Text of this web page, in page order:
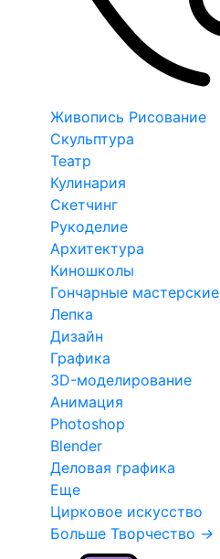
Живопись Рисование
Скульптура
Театр
Кулинария
Скетчинг
Рукоделие
Архитектура
Киношколы
Гончарные мастерские
Лепка
Дизайн
Графика
3D-моделирование
Анимация
Photoshop
Blender
Деловая графика
Еще
Цирковое искусство
Больше Творчество →